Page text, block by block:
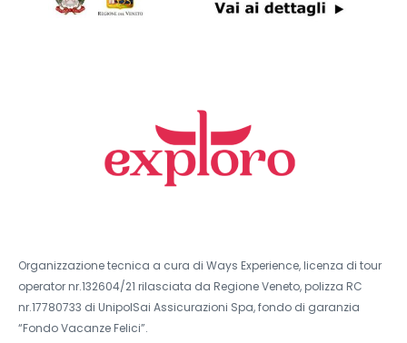
Organizzazione tecnica a cura di Ways Experience, licenza di tour
operator nr.132604/21 rilasciata da Regione Veneto, polizza RC